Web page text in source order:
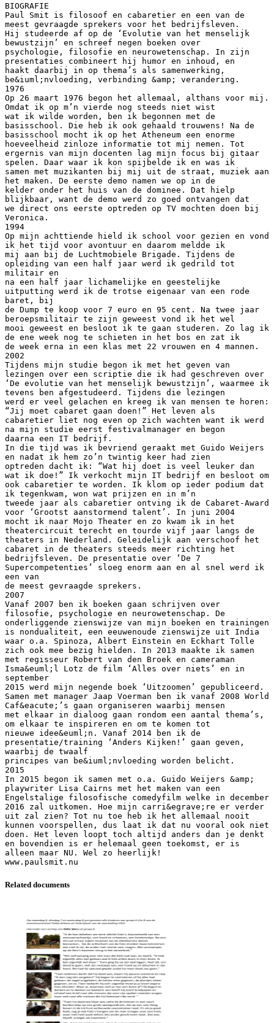
BIOGRAFIE
Paul Smit is filosoof en cabaretier en een van de
meest gevraagde sprekers voor het bedrijfsleven.
Hij studeerde af op de ‘Evolutie van het menselijk
bewustzijn’ en schreef negen boeken over
psychologie, filosofie en neurowetenschap. In zijn
presentaties combineert hij humor en inhoud, en
haakt daarbij in op thema’s als samenwerking,
be&iuml;nvloeding, verbinding &amp; verandering.
1976
Op 26 maart 1976 begon het allemaal, althans voor mij.
Omdat ik op m’n vierde nog steeds niet wist
wat ik wilde worden, ben ik begonnen met de
basisschool. Die heb ik ook gehaald trouwens! Na de
basisschool mocht ik op het Atheneum een enorme
hoeveelheid zinloze informatie tot mij nemen. Tot
ergernis van mijn docenten lag mijn focus bij gitaar
spelen. Daar waar ik kon spijbelde ik en was ik
samen met muzikanten bij mij uit de straat, muziek aan
het maken. De eerste demo namen we op in de
kelder onder het huis van de dominee. Dat hielp
blijkbaar, want de demo werd zo goed ontvangen dat
we direct ons eerste optreden op TV mochten doen bij
Veronica.
1994
Op mijn achttiende hield ik school voor gezien en vond
ik het tijd voor avontuur en daarom meldde ik
mij aan bij de Luchtmobiele Brigade. Tijdens de
opleiding van een half jaar werd ik gedrild tot
militair en
na een half jaar lichamelijke en geestelijke
uitputting werd ik de trotse eigenaar van een rode
baret, bij
de Dump te koop voor 7 euro en 95 cent. Na twee jaar
beroepsmilitair te zijn geweest vond ik het wel
mooi geweest en besloot ik te gaan studeren. Zo lag ik
de ene week nog te schieten in het bos en zat ik
de week erna in een klas met 22 vrouwen en 4 mannen.
2002
Tijdens mijn studie begon ik met het geven van
lezingen over een scriptie die ik had geschreven over
‘De evolutie van het menselijk bewustzijn’, waarmee ik
tevens ben afgestudeerd. Tijdens die lezingen
werd er veel gelachen en kreeg ik van mensen te horen:
“Jij moet cabaret gaan doen!” Het leven als
cabaretier liet nog even op zich wachten want ik werd
na mijn studie eerst festivalmanager en begon
daarna een IT bedrijf.
In die tijd was ik bevriend geraakt met Guido Weijers
en nadat ik hem zo’n twintig keer had zien
optreden dacht ik: “Wat hij doet is veel leuker dan
wat ik doe!” Ik verkocht mijn IT bedrijf en besloot om
ook cabaretier te worden. Ik klom op ieder podium dat
ik tegenkwam, won wat prijzen en in m’n
tweede jaar als cabaretier ontving ik de Cabaret-Award
voor ‘Grootst aanstormend talent’. In juni 2004
mocht ik naar Mojo Theater en zo kwam ik in het
theatercircuit terecht en tourde vijf jaar langs de
theaters in Nederland. Geleidelijk aan verschoof het
cabaret in de theaters steeds meer richting het
bedrijfsleven. De presentatie over ‘De 7
Supercompetenties’ sloeg enorm aan en al snel werd ik
een van
de meest gevraagde sprekers.
2007
Vanaf 2007 ben ik boeken gaan schrijven over
filosofie, psychologie en neurowetenschap. De
onderliggende zienswijze van mijn boeken en trainingen
is nondualiteit, een eeuwenoude zienswijze uit India
waar o.a. Spinoza, Albert Einstein en Eckhart Tolle
zich ook mee bezig hielden. In 2013 maakte ik samen
met regisseur Robert van den Broek en cameraman
Isma&euml;l Lotz de film ‘Alles over niets’ en in
september
2015 werd mijn negende boek ‘Uitzoomen’ gepubliceerd.
Samen met manager Jaap Voerman ben ik vanaf 2008 World
Caf&eacute;’s gaan organiseren waarbij mensen
met elkaar in dialoog gaan rondom een aantal thema’s,
om elkaar te inspireren en om te komen tot
nieuwe idee&euml;n. Vanaf 2014 ben ik de
presentatie/training ‘Anders Kijken!’ gaan geven,
waarbij de twaalf
principes van be&iuml;nvloeding worden belicht.
2015
In 2015 begon ik samen met o.a. Guido Weijers &amp;
playwriter Lisa Cairns met het maken van een
Engelstalige filosofische comedyfilm welke in december
2016 zal uitkomen. Hoe mijn carri&egrave;re er verder
uit zal zien? Tot nu toe heb ik het allemaal nooit
kunnen voorspellen, dus laat ik dat nu vooral ook niet
doen. Het leven loopt toch altijd anders dan je denkt
en bovendien is er helemaal geen toekomst, er is
alleen maar NU. Wel zo heerlijk!
Related documents